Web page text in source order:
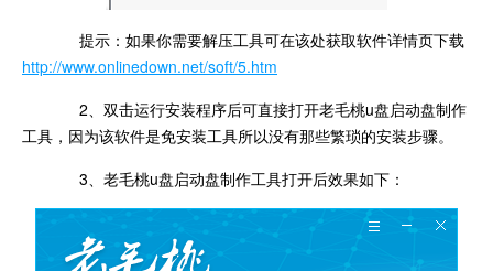
提示：如果你需要解压工具可在该处获取软件详情页下载
http://www.onlinedown.net/soft/5.htm
2、双击运行安装程序后可直接打开老毛桃u盘启动盘制作
工具，因为该软件是免安装工具所以没有那些繁琐的安装步骤。
3、老毛桃u盘启动盘制作工具打开后效果如下：